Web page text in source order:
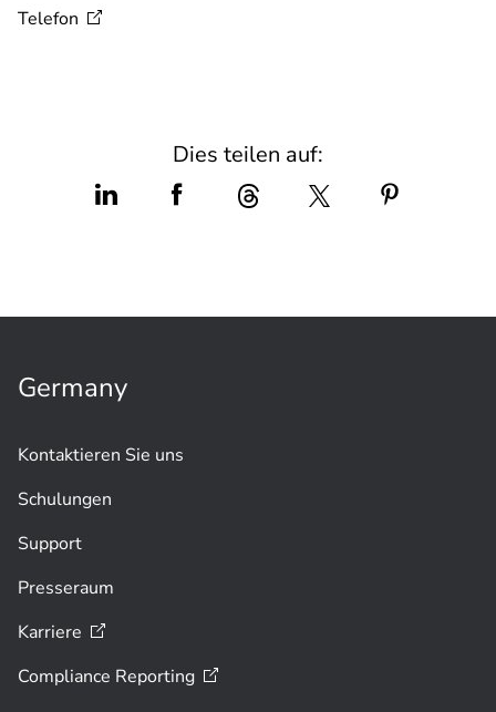
Telefon
Dies teilen auf:
Germany
Kontaktieren Sie uns
Schulungen
Support
Presseraum
Karriere
Compliance Reporting